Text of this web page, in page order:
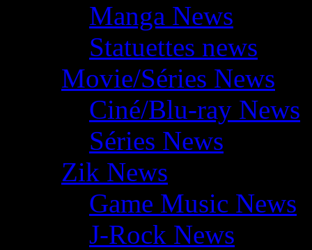
Manga News
Statuettes news
Movie/Séries News
Ciné/Blu-ray News
Séries News
Zik News
Game Music News
J-Rock News